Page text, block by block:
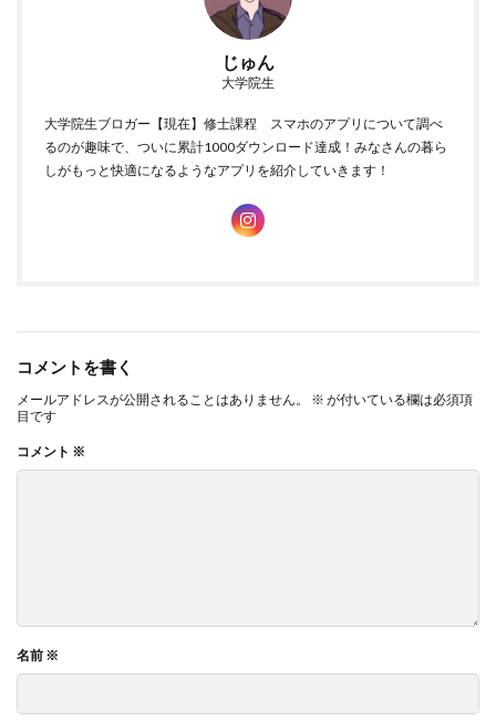
血中酸素濃度（SpO2）は、血液の中にどれくらい酸素があるかを
示す大事な指標。健康な方なら、だいたい96〜99％の間におさま
っていると思います。この数値、こまめにチェックすることで、
自分の体調の変化にも気づきやすくなりますので、ぜひ習慣にし
マラソンなどの運動中に
への負荷を把握できます。 数値が下がっているときは、無理をし
くしたり、休憩を多めに取ったりして、調整してみてください。
睡眠の質の評価
血中酸素濃度のデータは、睡眠時間やレム睡眠、寝ている間の体
じゅん
大学院生
大学院生ブロガー【現在】修士課程 スマホのアプリについて調べ
るのが趣味で、ついに累計1000ダウンロード達成！みなさんの暮ら
しがもっと快適になるようなアプリを紹介していきます！
コメントを書く
メールアドレスが公開されることはありません。 ※ が付いている欄は必須項
目です
コメント ※
名前 ※